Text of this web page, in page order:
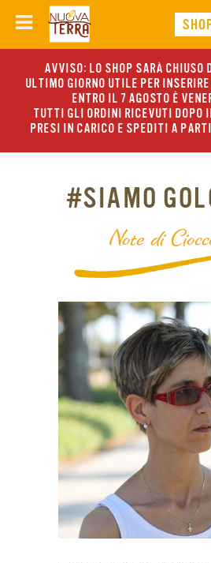
AVVISO: LO SHOP SARÀ CHIUSO
ULTIMO GIORNO UTILE PER
ENTRO IL 7 AGOSTO È
TUTTI GLI ORDINI RICEVUTI DOPO
PRESI IN CARICO E SPEDITI A
#SIAMO
Note di